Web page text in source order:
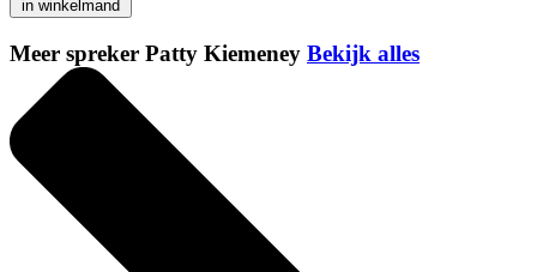
in winkelmand
Meer spreker Patty Kiemeney Bekijk alles